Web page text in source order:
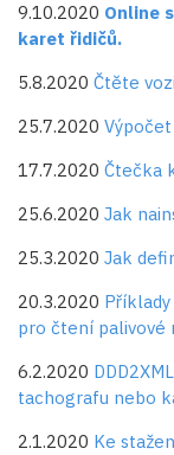
9.10.2020 Online
karet řidičů.
5.8.2020 Čtěte
25.7.2020
17.7.2020 Čtečka
25.6.2020 Jak
25.3.2020 Jak
20.3.2020
pro čtení palivové
6.2.2020
tachografu nebo
2.1.2020 Ke